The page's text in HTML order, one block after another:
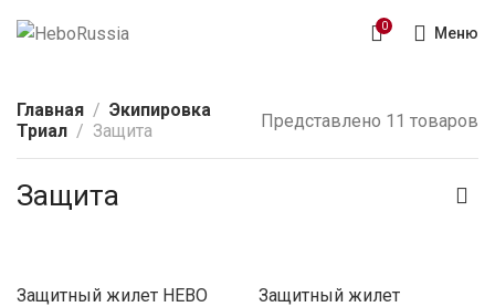
0 Меню
Главная
Экипировка
Триал
Защита Представлено 11 товаров
Защита
Защитный жилет HEBO
Защитный жилет